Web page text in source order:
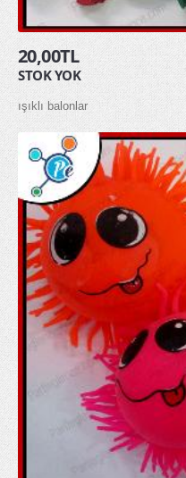
glow gözlük
glow kolye
glow taç
MASKELER & KOSTÜMLER
Kostümler
Maskeler
Şapkalar
HEDİYELİK ÜRÜNLER
Diğer Hediyelik Ürünler
Hediye Kutuları
Hediye Torbaları
toptan yağmurluk
ÖZEL GÜNLER
20,00TL
STOK YOK
ışıklı balonlar